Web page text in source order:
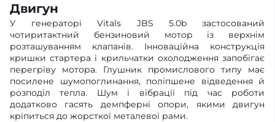
Двигун
У генераторі Vitals JBS 5.0b застосований
чотиритактний бензиновий мотор із верхнім
розташуванням клапанів. Інноваційна конструкція
кришки стартера і крильчатки охолодження запобігає
перегріву мотора. Глушник промислового типу має
посилене шумопоглинання, поліпшене відведення й
розподіл тепла. Шум і вібрації під час роботи
додатково гасять демпферні опори, якими двигун
кріпиться до жорсткої металевої рами.